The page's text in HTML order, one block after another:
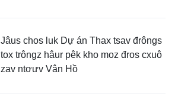
Jâus chos luk Dự án Thax tsav đrôngs
tox trôngz hâur pêk kho moz đros cxuô
zav ntơưv Vân Hồ